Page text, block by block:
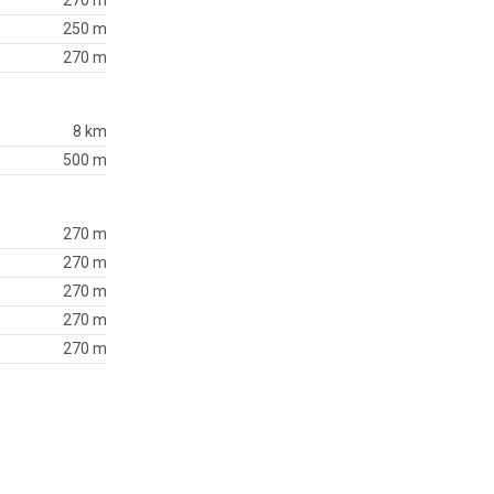
250 m
270 m
8 km
500 m
270 m
270 m
270 m
270 m
270 m